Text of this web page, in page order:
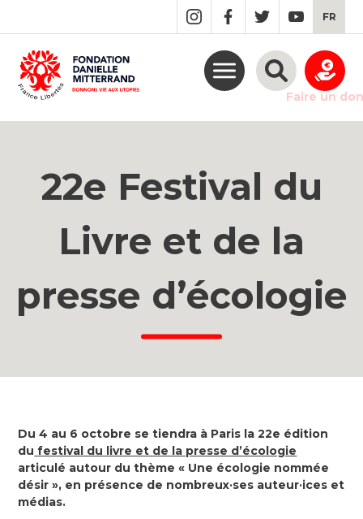
MAIN
CONTENT
FR
Faire un don
22e Festival du
Livre et de la
presse d’écologie
Du 4 au 6 octobre se tiendra à Paris la 22e édition
du festival du livre et de la presse d’écologie
articulé autour du thème « Une écologie nommée
désir », en présence de nombreux·ses auteur·ices et
médias.